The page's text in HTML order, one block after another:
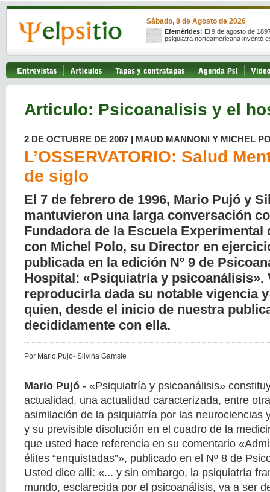
Sábado, 8 de Agosto de 2026
Efemérides: El 9 de agosto de
psiquiatra norteamericana inventó
Articulo: Psicoanalisis y el
2 DE OCTUBRE DE 2007 | MAUD MANNONI Y MICHEL
L’OSSERVATORIO: Salud
de siglo
El 7 de febrero de 1996, Mario Pujó y
mantuvieron una larga conversación
Fundadora de la Escuela Experimental
con Michel Polo, su Director en
publicada en la edición Nº 9 de
Hospital: «Psiquiatría y psicoanálisis».
reproducirla dada su notable vigencia
quien, desde el inicio de nuestra
decididamente con ella.
Por Mario Pujó- Silvina Gamsie
Mario Pujó - «Psiquiatría y psicoanálisis»
actualidad, una actualidad caracterizada, entre
asimilación de la psiquiatría por las neurociencias
y su previsible disolución en el cuadro de la
que usted hace referencia en su comentario
élites “enquistadas”», publicado en el Nº 8 de
Usted dice allí: «... y sin embargo, la psiquiatría
mundo, esclarecida por el psicoanálisis, va a ser